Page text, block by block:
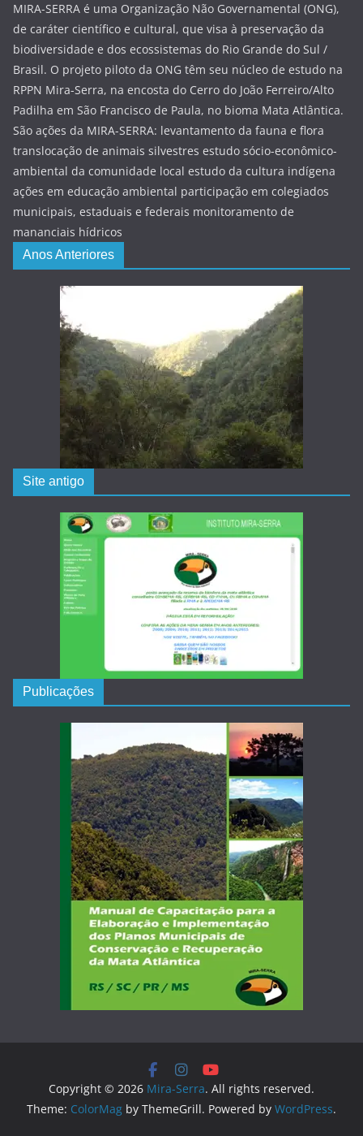
MIRA-SERRA é uma Organização Não Governamental (ONG),
de caráter científico e cultural, que visa à preservação da
biodiversidade e dos ecossistemas do Rio Grande do Sul /
Brasil. O projeto piloto da ONG têm seu núcleo de estudo na
RPPN Mira-Serra, na encosta do Cerro do João Ferreiro/Alto
Padilha em São Francisco de Paula, no bioma Mata Atlântica.
São ações da MIRA-SERRA: levantamento da fauna e flora
translocação de animais silvestres estudo sócio-econômico-
ambiental da comunidade local estudo da cultura indígena
ações em educação ambiental participação em colegiados
municipais, estaduais e federais monitoramento de
mananciais hídricos
Anos Anteriores
Site antigo
Publicações
Copyright © 2026 Mira-Serra. All rights reserved.
Theme: ColorMag by ThemeGrill. Powered by WordPress.